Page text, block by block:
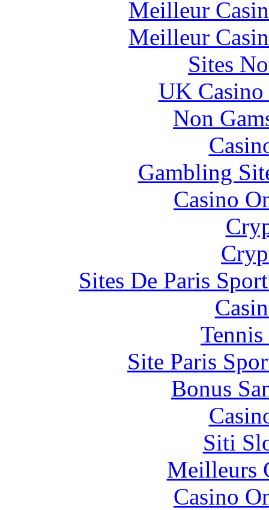
Meilleur
Meilleur
Sites
UK
Non
Gambling
Casino
Sites De Paris
Site Paris
Bonus
Siti
Meilleurs
Casino